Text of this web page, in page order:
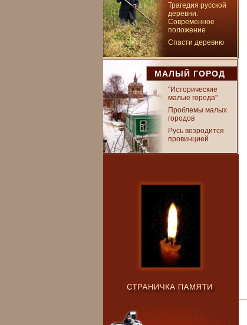
Трагедия русской
деревни.
Современное
положение
Спасти деревню
МАЛЫЙ ГОРОД
"Исторические
малые города"
Проблемы малых
городов
Русь возродится
провинцией